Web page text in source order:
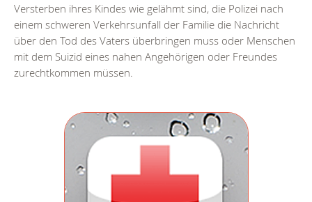
Versterben ihres Kindes wie gelähmt sind, die Polizei nach
einem schweren Verkehrsunfall der Familie die Nachricht
über den Tod des Vaters überbringen muss oder Menschen
mit dem Suizid eines nahen Angehörigen oder Freundes
zurechtkommen müssen.